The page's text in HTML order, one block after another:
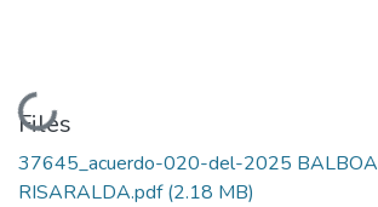
Loading...
Files
37645_acuerdo-020-del-2025 BALBOA
RISARALDA.pdf(2.18 MB)